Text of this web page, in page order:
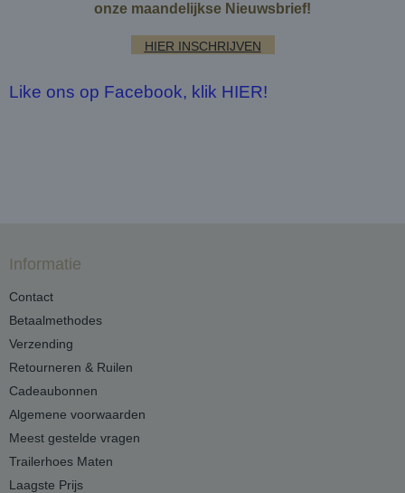
onze maandelijkse Nieuwsbrief!
HIER INSCHRIJVEN
Like ons op Facebook, klik HIER!
Informatie
Contact
Betaalmethodes
Verzending
Retourneren & Ruilen
Cadeaubonnen
Algemene voorwaarden
Meest gestelde vragen
Trailerhoes Maten
Laagste Prijs